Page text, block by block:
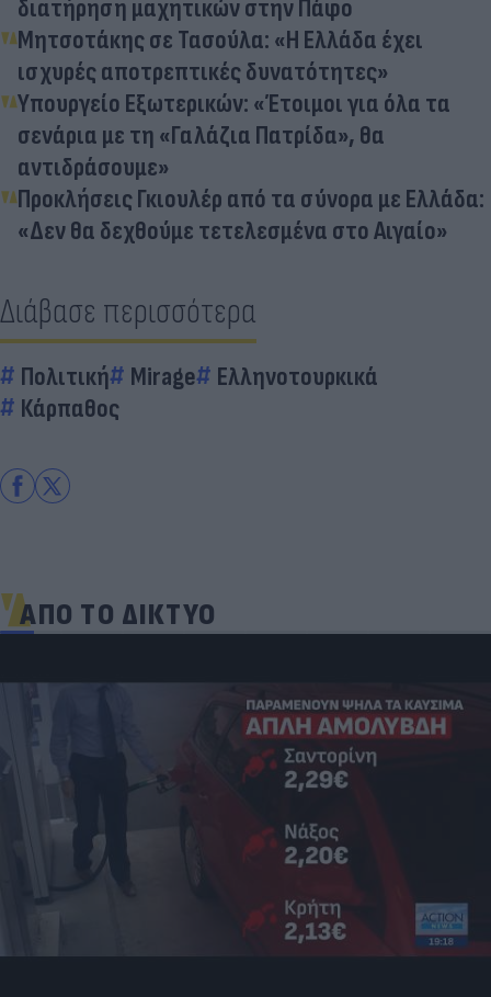
διατήρηση μαχητικών στην Πάφο
Μητσοτάκης σε Τασούλα: «Η Ελλάδα έχει
ισχυρές αποτρεπτικές δυνατότητες»
Yπουργείο Εξωτερικών: «Έτοιμοι για όλα τα
σενάρια με τη «Γαλάζια Πατρίδα», θα
αντιδράσουμε»
Προκλήσεις Γκιουλέρ από τα σύνορα με Ελλάδα:
«Δεν θα δεχθούμε τετελεσμένα στο Αιγαίο»
Διάβασε περισσότερα
Πολιτική Mirage
Ελληνοτουρκικά
Κάρπαθος
ΑΠΟ ΤΟ ΔΙΚΤΥΟ
Πανζουρλισμός στην παρουσίαση του Σαλάχ -
Χιλιάδες κόσμου στο γήπεδο της Τραμπζονσπόρ